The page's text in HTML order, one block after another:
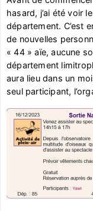
hasard, j’ai été voir
département. C’est
de nouvelles
« 44 » aïe, aucune
département
aura lieu dans un
seul participant,